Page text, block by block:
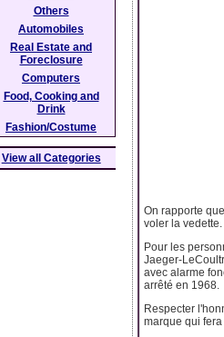
On rapporte
voler la vedette.
Pour les
Jaeger-
avec alarme
arrêté en 1968.
Respecter
marque qui
Others
Automobiles
Real Estate and
Foreclosure
Computers
Food, Cooking and
Drink
Fashion/Costume
View all Categories